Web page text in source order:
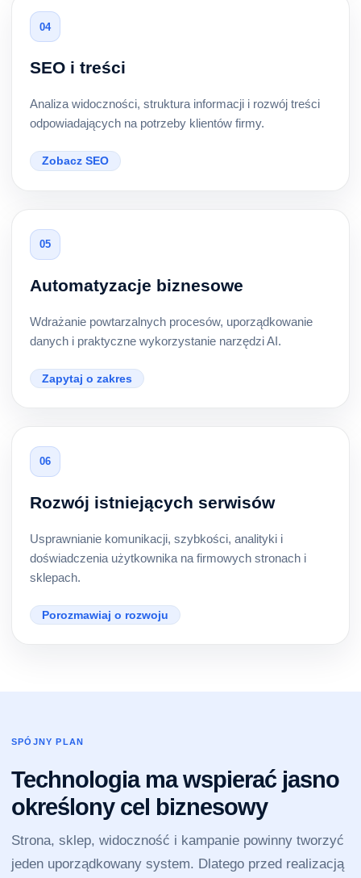
04
SEO i treści
Analiza widoczności, struktura informacji i rozwój treści
odpowiadających na potrzeby klientów firmy.
Zobacz SEO
05
Automatyzacje biznesowe
Wdrażanie powtarzalnych procesów, uporządkowanie
danych i praktyczne wykorzystanie narzędzi AI.
Zapytaj o zakres
06
Rozwój istniejących serwisów
Usprawnianie komunikacji, szybkości, analityki i
doświadczenia użytkownika na firmowych stronach i
sklepach.
Porozmawiaj o rozwoju
SPÓJNY PLAN
Technologia ma wspierać jasno
określony cel biznesowy
Strona, sklep, widoczność i kampanie powinny tworzyć
jeden uporządkowany system. Dlatego przed realizacją